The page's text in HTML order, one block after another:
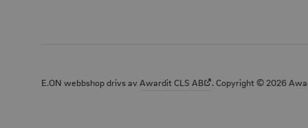
E.ON webbshop drivs av Awardit CLS AB . Copyright © 2026